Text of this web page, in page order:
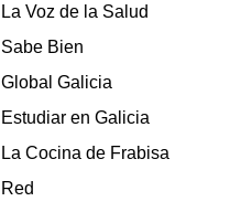
La Voz de la Salud
Sabe Bien
Global Galicia
Estudiar en Galicia
La Cocina de Frabisa
Red